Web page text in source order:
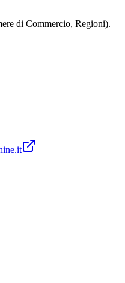
di Commercio, Regioni).